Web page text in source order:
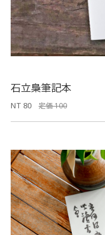
石立梟筆記本
NT 80 定価 100